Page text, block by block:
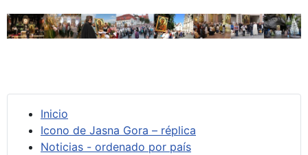
Inicio
Icono de Jasna Gora – réplica
Noticias - ordenado por país